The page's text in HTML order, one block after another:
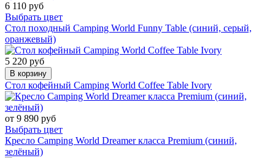
6 110 руб
Выбрать цвет
Стол походный Camping World Funny Table (синий, серый,
оранжевый)
5 220 руб
В корзину
Стол кофейный Camping World Coffee Table Ivory
от 9 890 руб
Выбрать цвет
Кресло Camping World Dreamer класса Premium (синий,
зелёный)